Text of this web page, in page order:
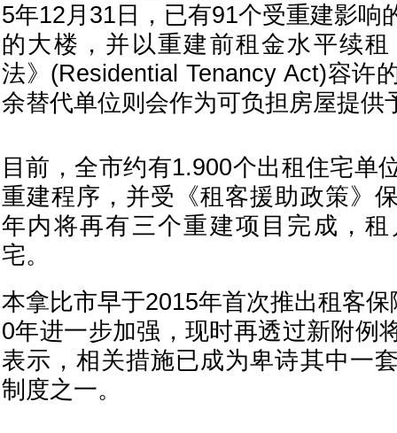
5年12月31日，已有91个受重建影响
的大楼，并以重建前租金水平续
法》(Residential Tenancy Act)容许
余替代单位则会作为可负担房屋提供
目前，全市约有1.900个出租住宅单
重建程序，并受《租客援助政策》
年内将再有三个重建项目完成，
宅。
本拿比市早于2015年首次推出租客
0年进一步加强，现时再透过新附例
表示，相关措施已成为卑诗其中一
制度之一。